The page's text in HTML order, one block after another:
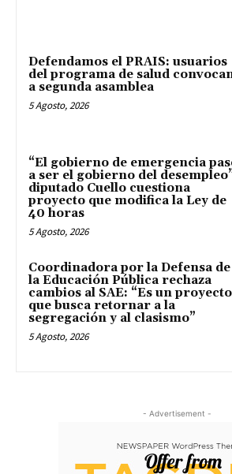
Defendamos el PRAIS: usuarios
del programa de salud
a segunda asamblea
5 Agosto, 2026
“El gobierno de emergencia
a ser el gobierno del
diputado Cuello cuestiona
proyecto que modifica la Ley de
40 horas
5 Agosto, 2026
Coordinadora por la Defensa de
la Educación Pública rechaza
cambios al SAE: “Es un proyecto
que busca retornar a la
segregación y al clasismo”
5 Agosto, 2026
- Advertisement -